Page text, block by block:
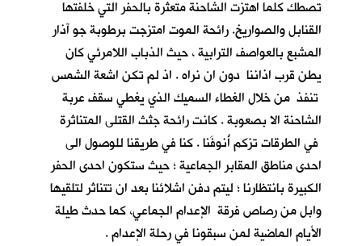
تصطك كلما اهتزت الشاحنة متعثرة بالحفر التي خلفتها
القنابل والصواريخ. رائحة الموت امتزجت برطوبة جو آذار
المشبع بالعواصف الترابية ، حيث الذباب اللامرئي كان
يطن قرب اذاننا دون ان نراه . اذ لم تكن اشعة الشمس
تنفذ من خلال الغطاء السميك الذي يغطي سقف عربة
الشاحنة الا بصعوبة . كانت رائحة جثث القتلى المتناثرة
في الطرقات تزكم أُنوفَنا . كنا في طريقنا للوصول الى
احدى مناطق المقابر الجماعية ؛ حيث ستكون احدى الحفر
الكبيرة بانتظارنا ؛ ليتم دفن اشلائنا بعد ان تتناثر لتلقيها
وابل من رصاص فرقة الإعدام الجماعي، كما حدث طيلة
الأيام الماضية لمن سبقونا في رحلة الإعدام .